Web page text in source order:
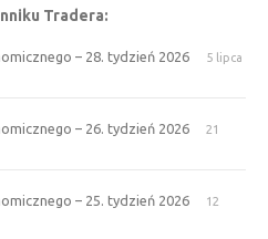
Tradera:
– 28. tydzień 2026
5 lipca
– 26. tydzień 2026
21
– 25. tydzień 2026
12